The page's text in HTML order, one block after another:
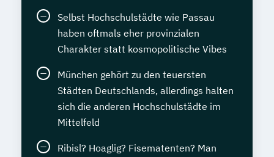
Selbst Hochschulstädte wie Passau
haben oftmals eher provinzialen
Charakter statt kosmopolitische Vibes
München gehört zu den teuersten
Städten Deutschlands, allerdings halten
sich die anderen Hochschulstädte im
Mittelfeld
Ribisl? Hoaglig? Fisematenten? Man